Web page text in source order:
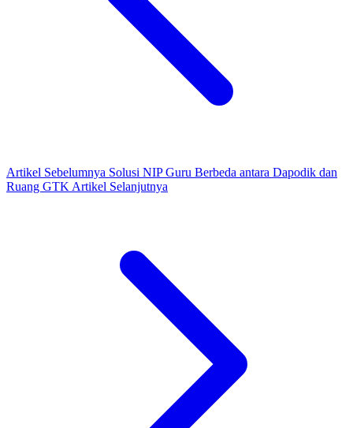
Artikel Sebelumnya Solusi NIP Guru Berbeda antara Dapodik dan
Ruang GTK Artikel Selanjutnya